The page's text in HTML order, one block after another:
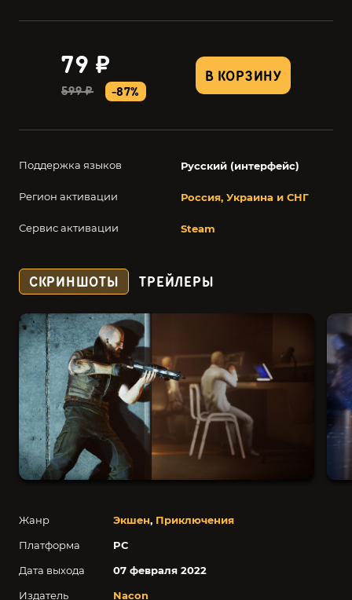
В КОРЗИНУ
79 ₽
599 ₽ -87%
Поддержка языков Русский (интерфейс)
Регион активации Россия, Украина и СНГ
Сервис активации Steam
Жанр Экшен, Приключения
Платформа
PC
Дата выхода
07 февраля 2022
Издатель
Nacon
СКРИНШОТЫ ТРЕЙЛЕРЫ